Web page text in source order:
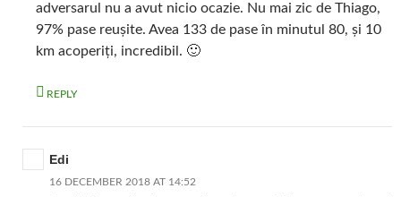
adversarul nu a avut nicio ocazie. Nu mai zic de Thiago,
97% pase reușite. Avea 133 de pase în minutul 80, și 10
km acoperiți, incredibil. 🙂
REPLY
Edi
16 DECEMBER 2018 AT 14:52